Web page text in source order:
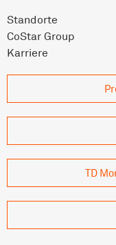
Standorte
CoStar Group
Karriere
TD